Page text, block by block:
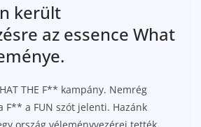
került
az essence What
THE F** kampány. Nemrég
F** a FUN szót jelenti. Hazánk